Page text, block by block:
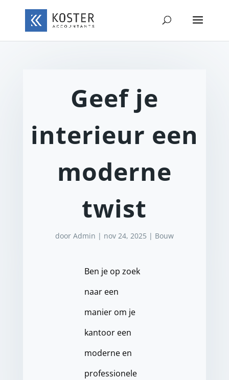
Geef je
interieur een
moderne
twist
door Admin | nov 24, 2025 | Bouw
Ben je op zoek
naar een
manier om je
kantoor een
moderne en
professionele